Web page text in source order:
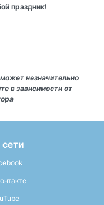
праздник!
незначительно
в зависимости от